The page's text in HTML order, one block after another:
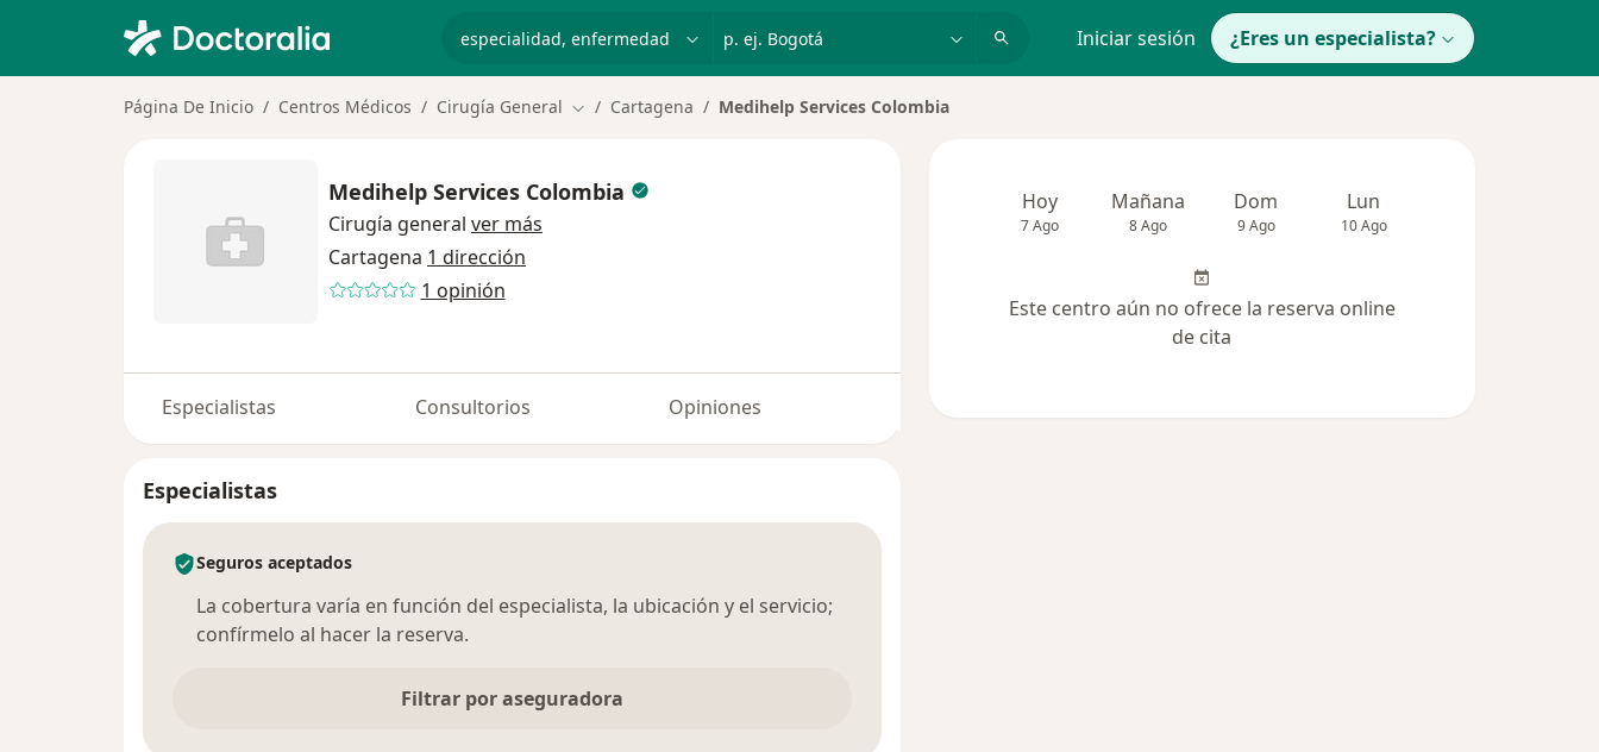
p. ej. Bogotá Iniciar sesión ¿Eres un especialista?
Página De Inicio Centros Médicos Cirugía General Cambiar de ciudad
Cartagena Medihelp Services Colombia
Medihelp Services Colombia
Cirugía general ver más
Cartagena 1 dirección
1 opinión
Especialistas Consultorios Opiniones
Especialistas
Seguros aceptados
La cobertura varía en función del especialista, la ubicación y el servicio;
confírmelo al hacer la reserva.
Filtrar por aseguradora
Hoy
7 Ago
Mañana
8 Ago
Dom
9 Ago
Lun
10 Ago
Este centro aún no ofrece la reserva online
de cita